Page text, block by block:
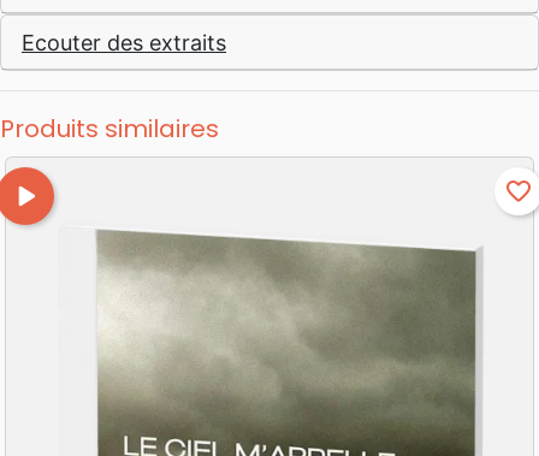
Ecouter des extraits
Produits similaires
play_arrow favorite_border